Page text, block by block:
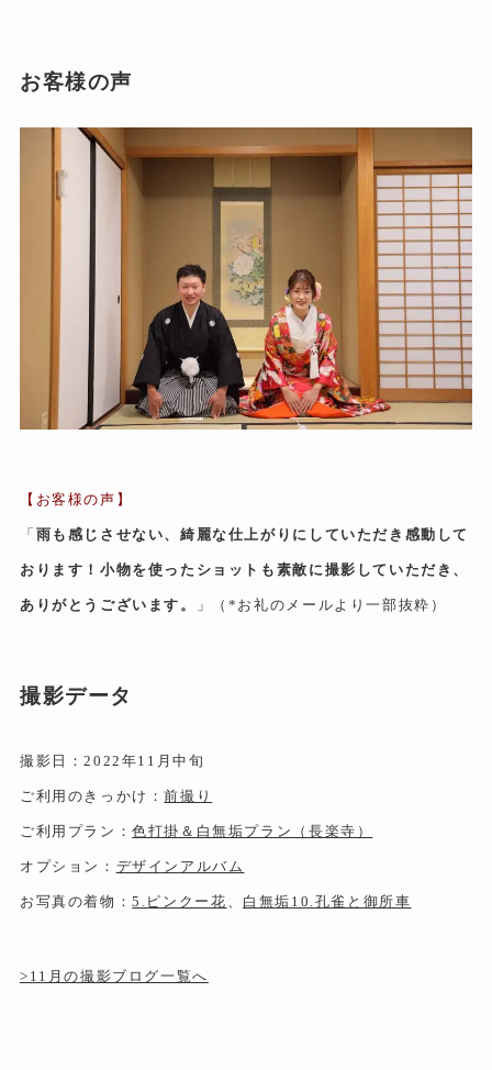
お客様の声
【お客様の声】
「 雨も感じさせない、綺麗な仕上がりにしていただき感動して
おります！小物を使ったショットも素敵に撮影していただき、
ありがとうございます。 」（*お礼のメールより一部抜粋）
撮影データ
撮影日：2022年11月中旬
ご利用のきっかけ：前撮り
ご利用プラン：色打掛＆白無垢プラン（長楽寺）
オプション： デザインアルバム
お写真の着物：5.ピンクー花 、 白無垢10.孔雀と御所車
>11月の撮影ブログ一覧へ